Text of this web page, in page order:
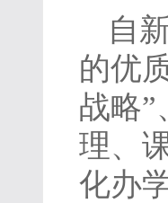
自
的优
战略”
理、
化办